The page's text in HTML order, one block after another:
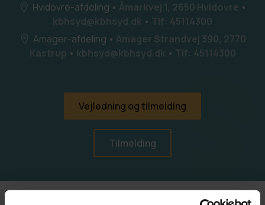
Hvidovre-afdeling • Åmarkvej 1, 2650 Hvidovre •
kbhsyd@kbhsyd.dk • Tlf: 45114300
Amager-afdeling • Amager Strandvej 390, 2770
Kastrup • kbhsyd@kbhsyd.dk • Tlf: 45114300
Vejledning og tilmelding
Tilmelding